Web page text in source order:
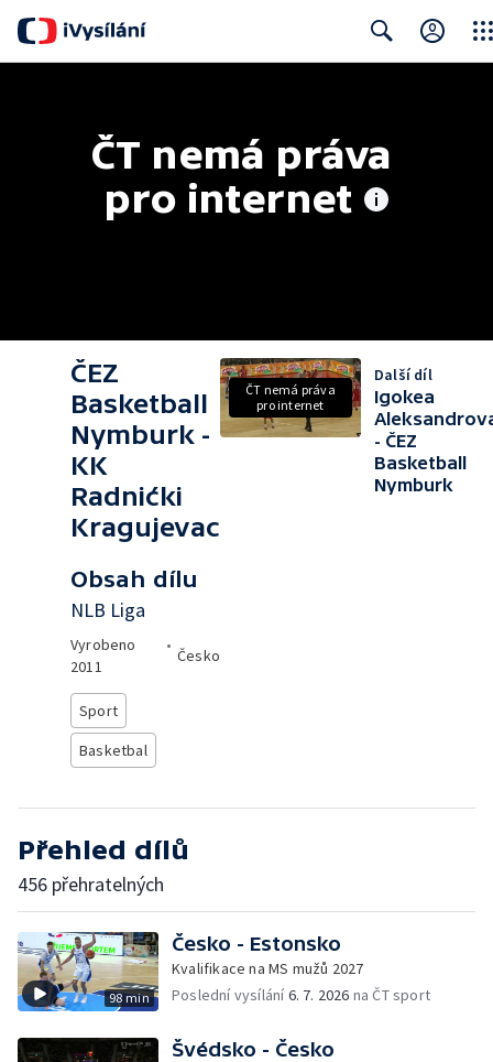
ČT nemá práva
pro internet
ČEZ
Basketball
Nymburk -
KK
Radnićki
Kragujevac
Obsah dílu
NLB Liga
Vyrobeno
2011
•
Česko
Sport
Basketbal
ČT nemá práva
pro internet
Další díl
Igokea
- ČEZ
Basketball
Nymburk
Přehled dílů
456 přehratelných
98 min
Česko - Estonsko
Kvalifikace na MS mužů 2027
Poslední vysílání6. 7. 2026 na ČT sport
Švédsko - Česko